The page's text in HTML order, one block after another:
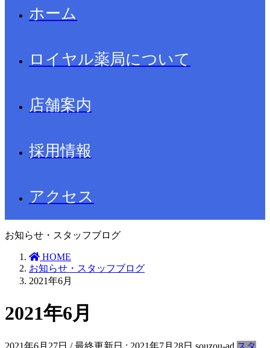
ホーム
ロイヤル薬局について
店舗案内
採用情報
アクセス
お知らせ・スタッフブログ
HOME
お知らせ・スタッフブログ
2021年6月
2021年6月
2021年6月27日 / 最終更新日 : 2021年7月28日 souzou-ad スタ